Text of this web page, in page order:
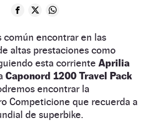
común encontrar en las
altas prestaciones como
esta corriente Aprilia
Caponord 1200 Travel Pack
encontrar la
Competicione que recuerda a
de superbike.